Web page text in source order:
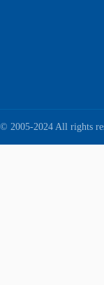
© 2005-2024 All rights